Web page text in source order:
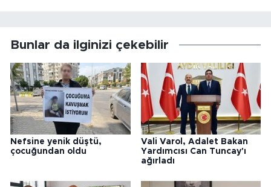
Bunlar da ilginizi çekebilir
Nefsine yenik düştü,
çocuğundan oldu
Vali Varol, Adalet Bakan
Yardımcısı Can Tuncay'ı
ağırladı